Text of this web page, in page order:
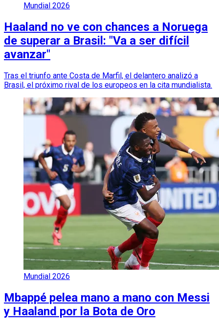
Mundial 2026
Haaland no ve con chances a Noruega
de superar a Brasil: "Va a ser difícil
avanzar"
Tras el triunfo ante Costa de Marfil, el delantero analizó a
Brasil, el próximo rival de los europeos en la cita mundialista.
Mundial 2026
Mbappé pelea mano a mano con Messi
y Haaland por la Bota de Oro